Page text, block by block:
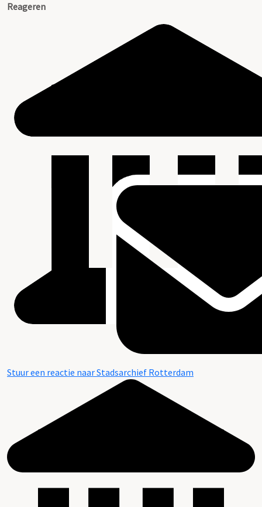
Reageren
Stuur een reactie naar Stadsarchief Rotterdam